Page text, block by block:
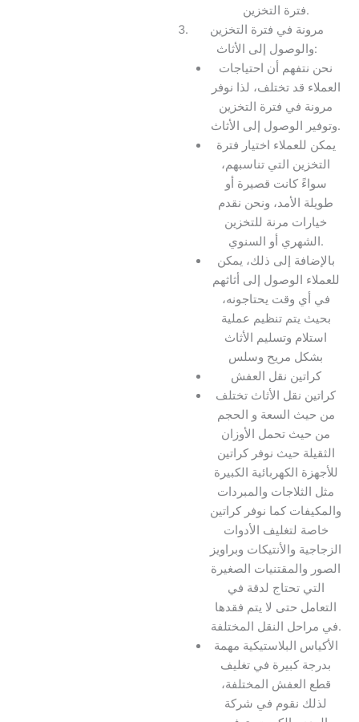
فترة التخزين.
مرونة في فترة التخزين
والوصول إلى الأثاث:
نحن نتفهم أن احتياجات
العملاء قد تختلف، لذا نوفر
مرونة في فترة التخزين
وتوفير الوصول إلى الأثاث.
يمكن للعملاء اختيار فترة
التخزين التي تناسبهم،
سواءً كانت قصيرة أو
طويلة الأمد، ونحن نقدم
خيارات مرنة للتخزين
الشهري أو السنوي.
بالإضافة إلى ذلك، يمكن
للعملاء الوصول إلى أثاثهم
في أي وقت يحتاجونه،
بحيث يتم تنظيم عملية
استلام وتسليم الأثاث
بشكل مريح وسلس
كراتين نقل العفش
كراتين نقل الأثاث تختلف
من حيث السعة و الحجم
من حيث تحمل الأوزان
الثقيلة حيث نوفر كراتين
للأجهزة الكهربائية الكبيرة
مثل الثلاجات والمبردات
والمكيفات كما نوفر كراتين
خاصة لتغليف الأدوات
الزجاجية والأنتيكات وبراويز
الصور والمقتنيات الصغيرة
التي تحتاج لدقة في
التعامل حتى لا يتم فقدها
في مراحل النقل المختلفة.
الأكياس البلاستيكية مهمة
بدرجة كبيرة في تغليف
قطع العفش المختلفة،
لذلك نقوم في شركة